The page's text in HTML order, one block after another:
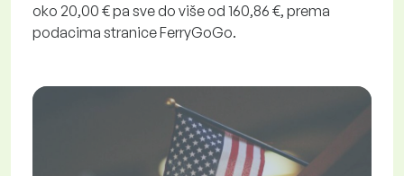
oko 20,00 € pa sve do više od 160,86 €, prema
podacima stranice FerryGoGo.